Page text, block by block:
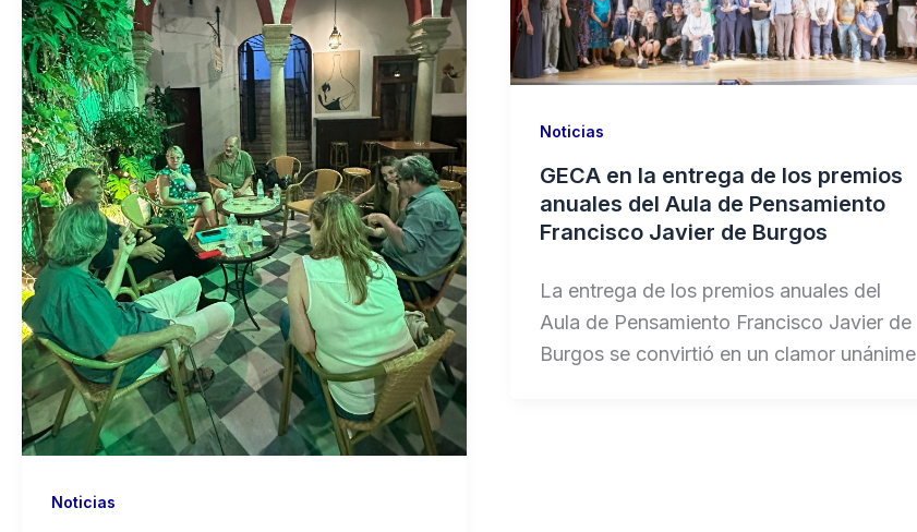
Noticias
Noticias
GECA en la entrega de los premios
anuales del Aula de Pensamiento
Francisco Javier de Burgos
La entrega de los premios anuales del
Aula de Pensamiento Francisco Javier de
Burgos se convirtió en un clamor unánime